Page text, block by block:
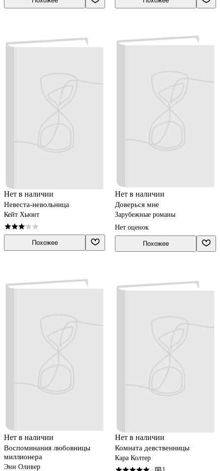
Нет в наличии
Невеста-невольница
Кейт Хьюит
Похожее
Нет в наличии
Доверься мне
Зарубежные романы
Нет оценок
Похожее
Нет в наличии
Воспоминания любовницы
миллионера
Энн Оливер
Нет в наличии
Комната девственницы
Кара Колтер